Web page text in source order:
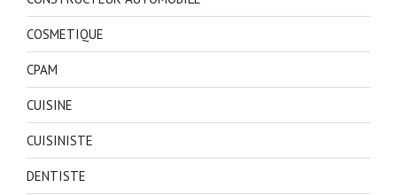
COSMETIQUE
CPAM
CUISINE
CUISINISTE
DENTISTE